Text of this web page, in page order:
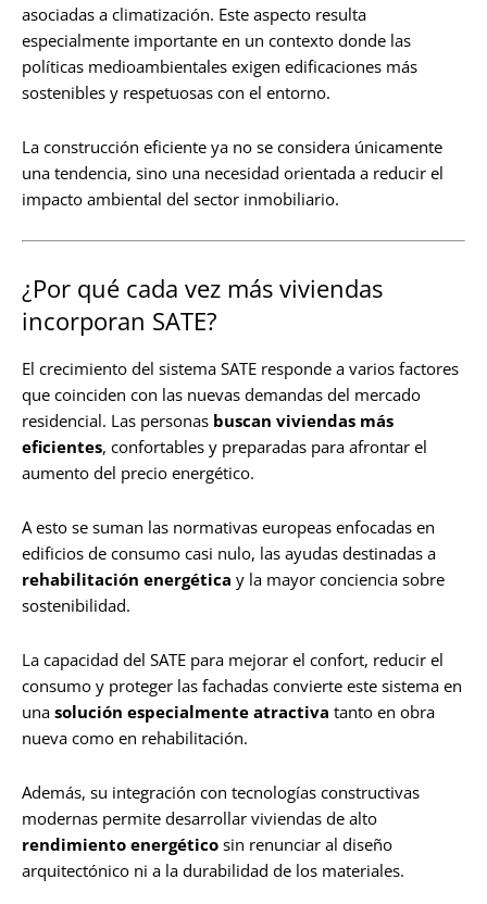
asociadas a climatización. Este aspecto resulta
especialmente importante en un contexto donde las
políticas medioambientales exigen edificaciones más
sostenibles y respetuosas con el entorno.
La construcción eficiente ya no se considera únicamente
una tendencia, sino una necesidad orientada a reducir el
impacto ambiental del sector inmobiliario.
¿Por qué cada vez más viviendas
incorporan SATE?
El crecimiento del sistema SATE responde a varios factores
que coinciden con las nuevas demandas del mercado
residencial. Las personas buscan viviendas más
eficientes, confortables y preparadas para afrontar el
aumento del precio energético.
A esto se suman las normativas europeas enfocadas en
edificios de consumo casi nulo, las ayudas destinadas a
rehabilitación energética y la mayor conciencia sobre
sostenibilidad.
La capacidad del SATE para mejorar el confort, reducir el
consumo y proteger las fachadas convierte este sistema en
una solución especialmente atractiva tanto en obra
nueva como en rehabilitación.
Además, su integración con tecnologías constructivas
modernas permite desarrollar viviendas de alto
rendimiento energético sin renunciar al diseño
arquitectónico ni a la durabilidad de los materiales.